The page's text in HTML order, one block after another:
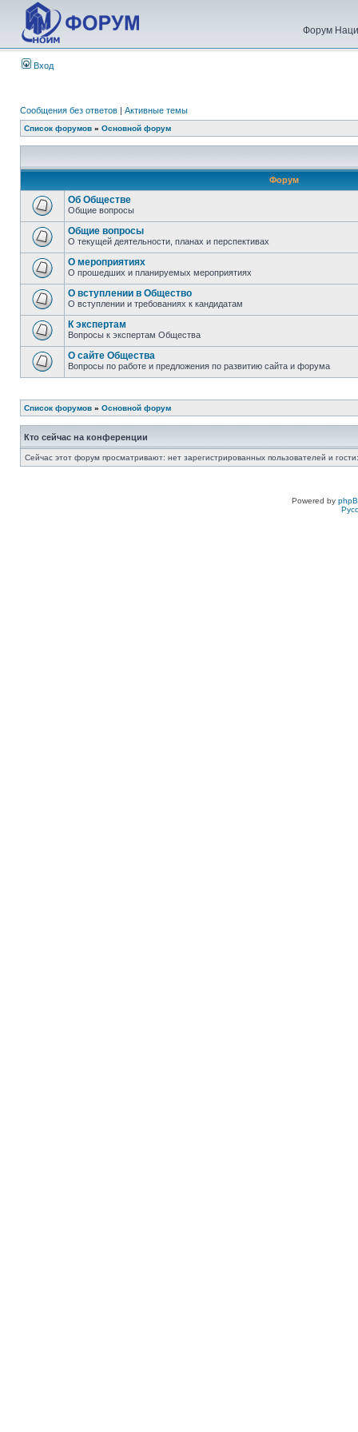
Форум
Вход
Сообщения без ответов | Активные темы
Список форумов » Основной форум
Форум
Об Обществе
Общие вопросы
Общие вопросы
О текущей деятельности, планах и перспективах
О мероприятиях
О прошедших и планируемых мероприятиях
О вступлении в Общество
О вступлении и требованиях к кандидатам
К экспертам
Вопросы к экспертам Общества
О сайте Общества
Вопросы по работе и предложения по развитию сайта и форума
Список форумов » Основной форум
Кто сейчас на конференции
Сейчас этот форум просматривают: нет зарегистрированных пользователей и
Powered by